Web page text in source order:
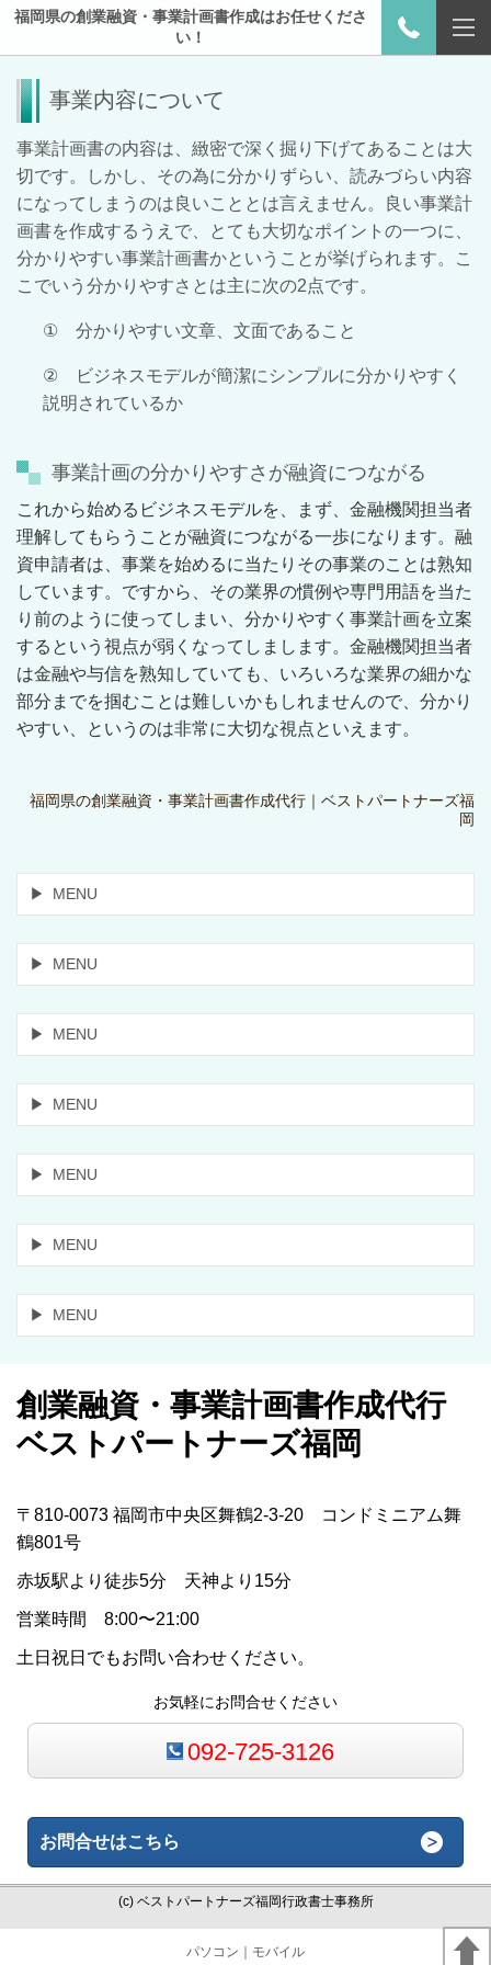
福岡県の創業融資・事業計画書作成はお任せくださ
い！
事業内容について
事業計画書の内容は、緻密で深く掘り下げてあることは大
切です。しかし、その為に分かりずらい、読みづらい内容
になってしまうのは良いこととは言えません。良い事業計
画書を作成するうえで、とても大切なポイントの一つに、
分かりやすい事業計画書かということが挙げられます。こ
こでいう分かりやすさとは主に次の2点です。
① 分かりやすい文章、文面であること
②
ビジネスモデルが簡潔にシンプルに分かりやすく
説明されているか
事業計画の分かりやすさが融資につながる
これから始めるビジネスモデルを、まず、金融機関担当者
理解してもらうことが融資につながる一歩になります。融
資申請者は、事業を始めるに当たりその事業のことは熟知
しています。ですから、その業界の慣例や専門用語を当た
り前のように使ってしまい、分かりやすく事業計画を立案
するという視点が弱くなってしまします。金融機関担当者
は金融や与信を熟知していても、いろいろな業界の細かな
部分までを掴むことは難しいかもしれませんので、分かり
やすい、というのは非常に大切な視点といえます。
福岡県の創業融資・事業計画書作成代行｜ベストパートナーズ福
岡
MENU
MENU
MENU
MENU
MENU
MENU
MENU
創業融資・事業計画書作成代行
ベストパートナーズ福岡
〒810-0073 福岡市中央区舞鶴2-3-20 コンドミニアム舞
鶴801号
赤坂駅より徒歩5分 天神より15分
営業時間 8:00〜21:00
土日祝日でもお問い合わせください。
お気軽にお問合せください
092-725-3126
お問合せはこちら
(c) ベストパートナーズ福岡行政書士事務所
パソコン ｜モバイル